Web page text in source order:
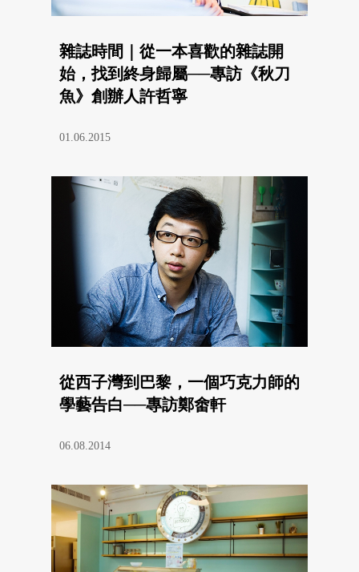
雜誌時間｜從一本喜歡的雜誌開
始，找到終身歸屬──專訪《秋刀
魚》創辦人許哲寧
01.06.2015
從西子灣到巴黎，一個巧克力師的
學藝告白──專訪鄭畬軒
06.08.2014